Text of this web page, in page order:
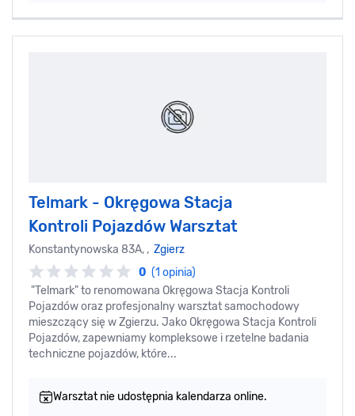
Telmark - Okręgowa Stacja
Kontroli Pojazdów Warsztat
Konstantynowska 83A, , Zgierz
0 (1 opinia)
"Telmark" to renomowana Okręgowa Stacja Kontroli
Pojazdów oraz profesjonalny warsztat samochodowy
mieszczący się w Zgierzu. Jako Okręgowa Stacja Kontroli
Pojazdów, zapewniamy kompleksowe i rzetelne badania
techniczne pojazdów, które...
Warsztat nie udostępnia kalendarza online.